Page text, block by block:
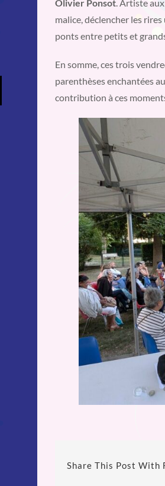
Olivier Ponsot. Artiste
malice, déclencher les
ponts entre petits et
En somme, ces trois
parenthèses enchantées
contribution à ces
Share This Post With